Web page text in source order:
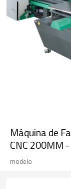
Máquina de
CNC 200MM
modelo